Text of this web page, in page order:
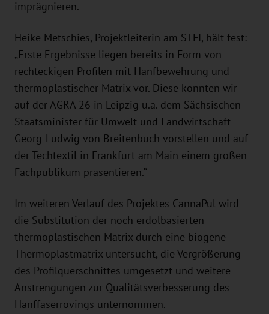
imprägnieren.
Heike Metschies, Projektleiterin am STFI, hält fest:
„Erste Ergebnisse liegen bereits in Form von
rechteckigen Profilen mit Hanfbewehrung und
thermoplastischer Matrix vor. Diese konnten wir
auf der AGRA 26 in Leipzig u.a. dem Sächsischen
Staatsminister für Umwelt und Landwirtschaft
Georg-Ludwig von Breitenbuch vorstellen und auf
der Techtextil in Frankfurt am Main einem großen
Fachpublikum präsentieren.“
Im weiteren Verlauf des Projektes CannaPul wird
die Substitution der noch erdölbasierten
thermoplastischen Matrix durch eine biogene
Thermoplastmatrix untersucht, die Vergrößerung
des Profilquerschnittes umgesetzt und weitere
Anstrengungen zur Qualitätsverbesserung des
Hanffaserrovings unternommen.